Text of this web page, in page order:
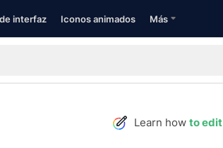
interfaz Iconos animados Más
Learn how to edit